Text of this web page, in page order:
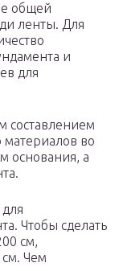
общей
ленты. Для
и
для
составлением
материалов во
основания, а
Чтобы сделать
см,
см. Чем